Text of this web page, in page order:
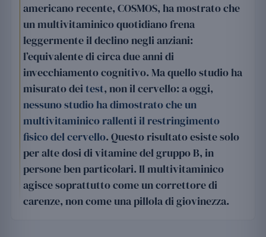
americano recente, COSMOS, ha mostrato che
un multivitaminico quotidiano frena
leggermente il declino negli anziani:
l’equivalente di circa due anni di
invecchiamento cognitivo. Ma quello studio ha
misurato dei test, non il cervello: a oggi,
nessuno studio ha dimostrato che un
multivitaminico rallenti il restringimento
fisico del cervello. Questo risultato esiste solo
per alte dosi di vitamine del gruppo B, in
persone ben particolari. Il multivitaminico
agisce soprattutto come un correttore di
carenze, non come una pillola di giovinezza.